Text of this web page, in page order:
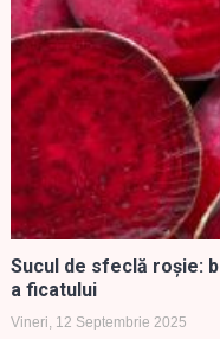
Sucul de sfeclă roșie:
a ficatului
Vineri, 12 Septembrie 2025